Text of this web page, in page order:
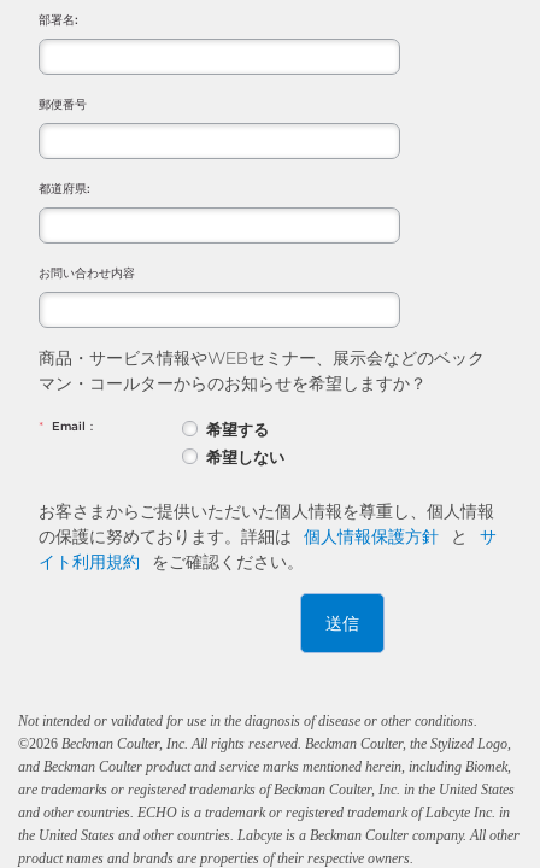
部署名:
郵便番号
都道府県:
お問い合わせ内容
商品・サービス情報やWEBセミナー、展示会などのベック
マン・コールターからのお知らせを希望しますか？
* Email：
希望する
希望しない
お客さまからご提供いただいた個人情報を尊重し、個人情報
の保護に努めております。詳細は
個人情報保護方針 と
サ
イト利用規約
をご確認ください。
送信
Not intended or validated for use in the diagnosis of disease or other conditions.
©2026 Beckman Coulter, Inc. All rights reserved. Beckman Coulter, the Stylized Logo,
and Beckman Coulter product and service marks mentioned herein, including Biomek,
are trademarks or registered trademarks of Beckman Coulter, Inc. in the United States
and other countries. ECHO is a trademark or registered trademark of Labcyte Inc. in
the United States and other countries. Labcyte is a Beckman Coulter company. All other
product names and brands are properties of their respective owners.